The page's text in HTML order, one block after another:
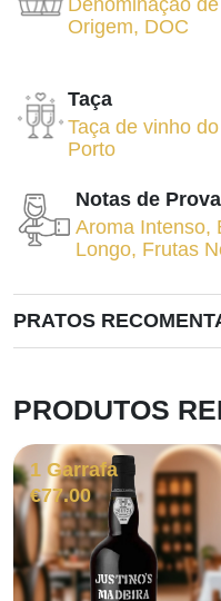
Denominação de
Origem, DOC
Taça
Taça de vinho do
Porto
Notas de
Aroma Intenso,
Longo, Frutas
PRATOS
PRODUTOS
1 Garrafa
€77.00